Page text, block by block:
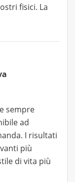
fisici. La
sempre
ad
I risultati
più
di vita più